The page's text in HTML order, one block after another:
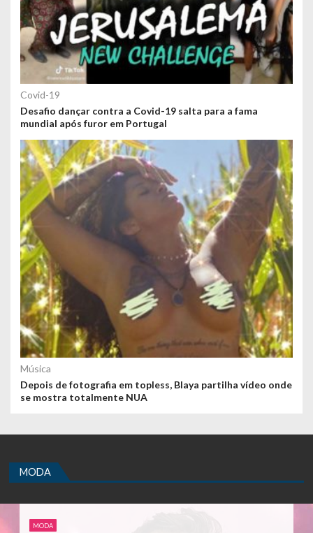
Covid-19
Desafio dançar contra a Covid-19 salta para a fama
mundial após furor em Portugal
Música
Depois de fotografia em topless, Blaya partilha vídeo onde
se mostra totalmente NUA
MODA
MODA